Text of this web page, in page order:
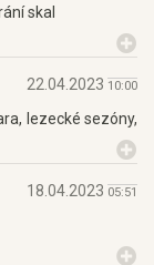
skal
22.04.2023 10:00
lezecké sezóny,
18.04.2023 05:51